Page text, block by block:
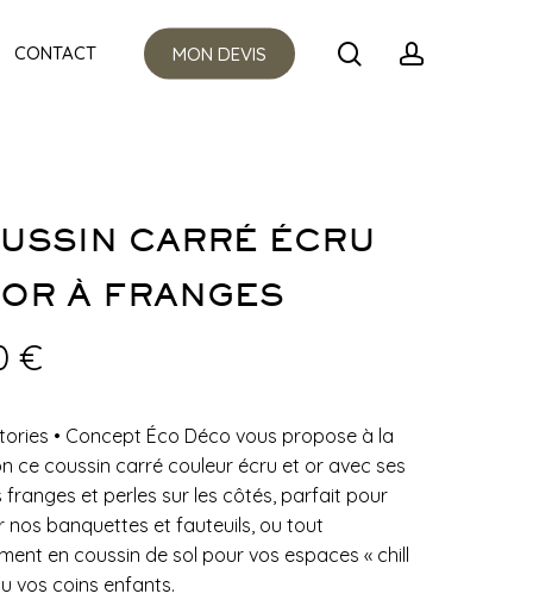
CONTACT MON DEVIS searchaccount
CARRÉ ÉCRU
À FRANGES
€
• Concept Éco Déco vous propose à la
ce coussin carré couleur écru et or avec ses
franges et perles sur les côtés, parfait pour
nos banquettes et fauteuils, ou tout
en coussin de sol pour vos espaces « chill
vos coins enfants.